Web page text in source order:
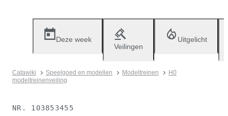
Deze week
Veilingen
Uitgelicht
Catawiki Speelgoed en modellen Modeltreinen
H0
modeltreinenveiling
NR. 103853455